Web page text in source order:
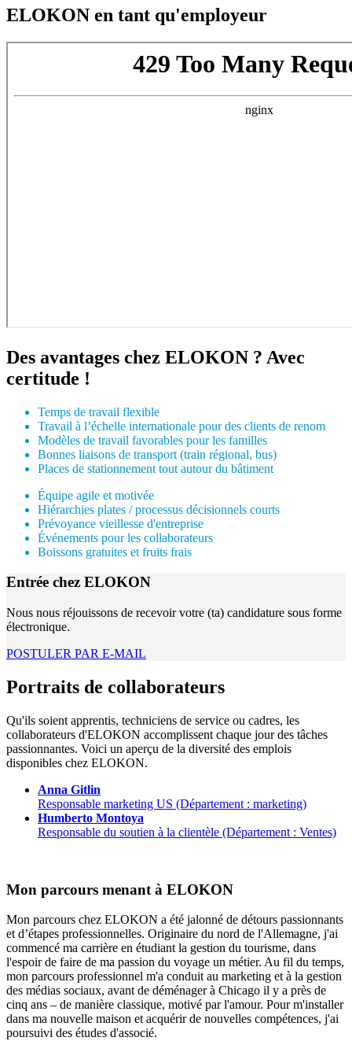
ELOKON en tant qu'employeur
Des avantages chez ELOKON ? Avec
certitude !
Temps de travail flexible
Travail à l’échelle internationale pour des clients de renom
Modèles de travail favorables pour les familles
Bonnes liaisons de transport (train régional, bus)
Places de stationnement tout autour du bâtiment
Équipe agile et motivée
Hiérarchies plates / processus décisionnels courts
Prévoyance vieillesse d'entreprise
Événements pour les collaborateurs
Boissons gratuites et fruits frais
Entrée chez ELOKON
Nous nous réjouissons de recevoir votre (ta) candidature sous forme
électronique.
POSTULER PAR E-MAIL
Portraits de collaborateurs
Qu'ils soient apprentis, techniciens de service ou cadres, les
collaborateurs d'ELOKON accomplissent chaque jour des tâches
passionnantes. Voici un aperçu de la diversité des emplois
disponibles chez ELOKON.
Anna Gitlin
Responsable marketing US (Département : marketing)
Humberto Montoya
Responsable du soutien à la clientèle (Département : Ventes)
Mon parcours menant à ELOKON
Mon parcours chez ELOKON a été jalonné de détours passionnants
et d’étapes professionnelles. Originaire du nord de l'Allemagne, j'ai
commencé ma carrière en étudiant la gestion du tourisme, dans
l'espoir de faire de ma passion du voyage un métier. Au fil du temps,
mon parcours professionnel m'a conduit au marketing et à la gestion
des médias sociaux, avant de déménager à Chicago il y a près de
cinq ans – de manière classique, motivé par l'amour. Pour m'installer
dans ma nouvelle maison et acquérir de nouvelles compétences, j'ai
poursuivi des études d'associé.